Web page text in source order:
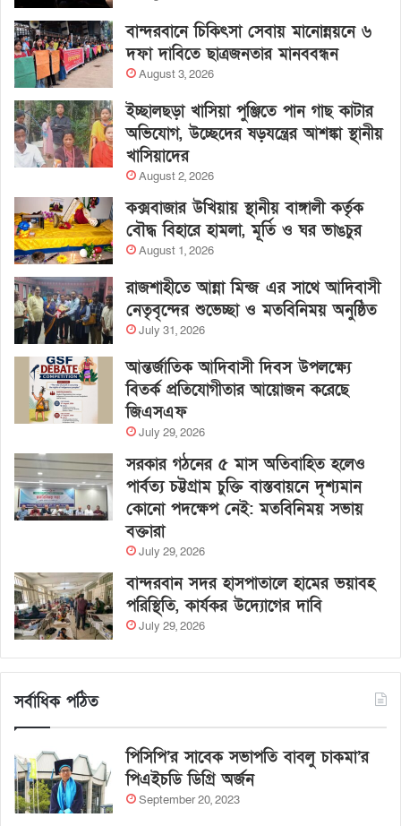
বান্দরবানে চিকিৎসা সেবায় মানোন্নয়নে ৬
দফা দাবিতে ছাত্রজনতার মানববন্ধন
August 3, 2026
ইচ্ছালছড়া খাসিয়া পুঞ্জিতে পান গাছ কাটার
অভিযোগ, উচ্ছেদের ষড়যন্ত্রের আশঙ্কা স্থানীয়
খাসিয়াদের
August 2, 2026
কক্সবাজার উখিয়ায় স্থানীয় বাঙ্গালী কর্তৃক
বৌদ্ধ বিহারে হামলা, মূর্তি ও ঘর ভাঙচুর
August 1, 2026
রাজশাহীতে আন্না মিন্জ এর সাথে আদিবাসী
নেতৃবৃন্দের শুভেচ্ছা ও মতবিনিময় অনুষ্ঠিত
July 31, 2026
আন্তর্জাতিক আদিবাসী দিবস উপলক্ষ্যে
বিতর্ক প্রতিযোগীতার আয়োজন করেছে
জিএসএফ
July 29, 2026
সরকার গঠনের ৫ মাস অতিবাহিত হলেও
পার্বত্য চট্টগ্রাম চুক্তি বাস্তবায়নে দৃশ্যমান
কোনো পদক্ষেপ নেই: মতবিনিময় সভায়
বক্তারা
July 29, 2026
বান্দরবান সদর হাসপাতালে হামের ভয়াবহ
পরিস্থিতি, কার্যকর উদ্যোগের দাবি
July 29, 2026
সর্বাধিক পঠিত
পিসিপি’র সাবেক সভাপতি বাবলু চাকমা’র
পিএইচডি ডিগ্রি অর্জন
September 20, 2023